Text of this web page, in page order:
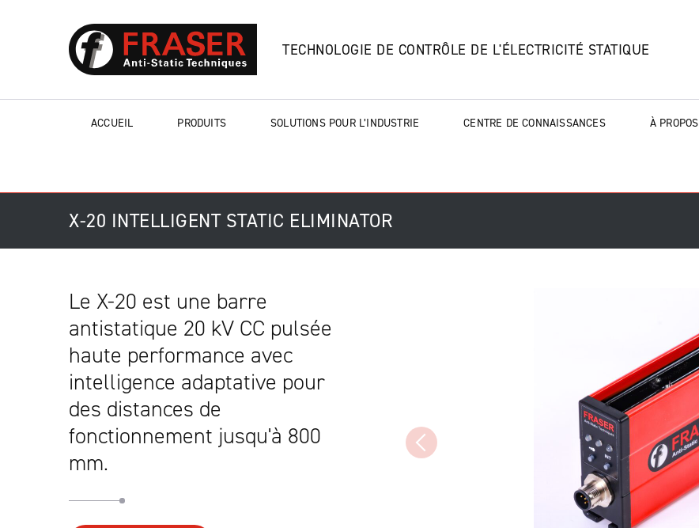
TECHNOLOGIE DE CONTRÔLE DE L'ÉLECTRICITÉ STATIQUE
ACCUEIL PRODUITS SOLUTIONS POUR L’INDUSTRIE CENTRE DE CONNAISSANCES À PROPOS
X-20 INTELLIGENT STATIC ELIMINATOR
Le X-20 est une barre
antistatique 20 kV CC pulsée
haute performance avec
intelligence adaptative pour
des distances de
fonctionnement jusqu'à 800
mm.